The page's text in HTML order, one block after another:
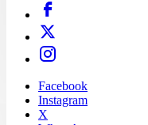
Facebook
Instagram
X